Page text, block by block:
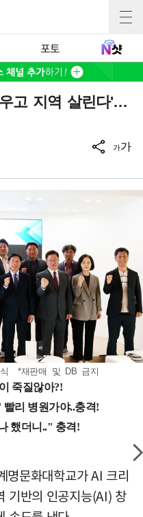
포토
고 지역 살린다'…
가가
식 *재판매 및 DB 금지
명문화대학교가 AI 크리
기반의 인공지능(AI) 창